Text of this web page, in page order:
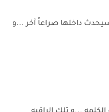
داخلها صراعاً آخر ...و